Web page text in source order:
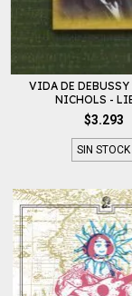
VIDA DE DEBUSSY
NICHOLS -
$3.293
SIN STOCK